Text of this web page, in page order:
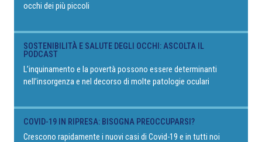
occhi dei più piccoli
SOSTENIBILITÀ E SALUTE DEGLI OCCHI: ASCOLTA IL
PODCAST
L’inquinamento e la povertà possono essere determinanti
nell’insorgenza e nel decorso di molte patologie oculari
COVID-19 IN RIPRESA: BISOGNA PREOCCUPARSI?
Crescono rapidamente i nuovi casi di Covid-19 e in tutti noi